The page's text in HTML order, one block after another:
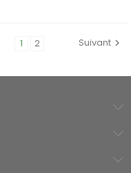
1 2 Suivant